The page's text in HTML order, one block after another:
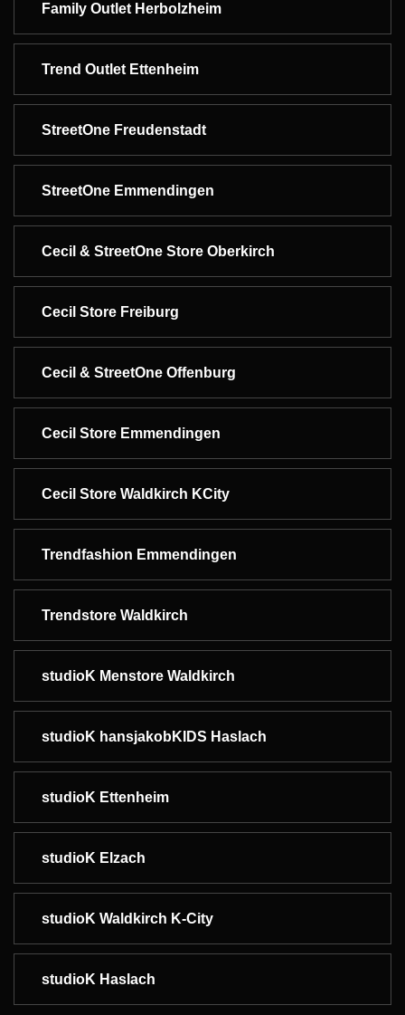
Family Outlet Herbolzheim
Trend Outlet Ettenheim
StreetOne Freudenstadt
StreetOne Emmendingen
Cecil & StreetOne Store Oberkirch
Cecil Store Freiburg
Cecil & StreetOne Offenburg
Cecil Store Emmendingen
Cecil Store Waldkirch KCity
Trendfashion Emmendingen
Trendstore Waldkirch
studioK Menstore Waldkirch
studioK hansjakobKIDS Haslach
studioK Ettenheim
studioK Elzach
studioK Waldkirch K-City
studioK Haslach